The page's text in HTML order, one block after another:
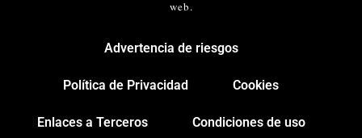
web.
Advertencia de riesgos
Política de Privacidad Cookies
Enlaces a Terceros Condiciones de uso